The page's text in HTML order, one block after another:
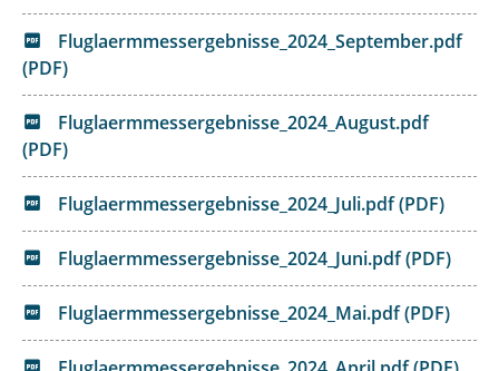
Fluglaermmessergebnisse_2024_September.pdf
(PDF)
Fluglaermmessergebnisse_2024_August.pdf
(PDF)
Fluglaermmessergebnisse_2024_Juli.pdf (PDF)
Fluglaermmessergebnisse_2024_Juni.pdf (PDF)
Fluglaermmessergebnisse_2024_Mai.pdf (PDF)